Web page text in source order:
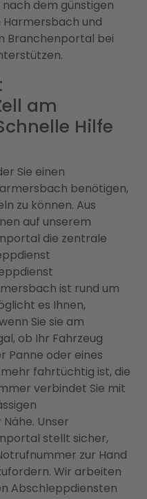
dem günstigen
und
Branchenportal bei
am
Hilfe
Sie einen
benötigen,
zu können. Aus
auf unserem
die zentrale
ist rund um
es Ihnen,
Sie sie am
ob Ihr Fahrzeug
Panne oder eines
fahrtüchtig ist, die
verbindet Sie mit
Unser
stellt sicher,
zur Hand
Wir arbeiten
Abschleppdiensten